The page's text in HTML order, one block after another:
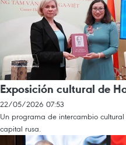
Exposición cultural de
22/05/2026 07:53
Un programa de intercambio
capital rusa.